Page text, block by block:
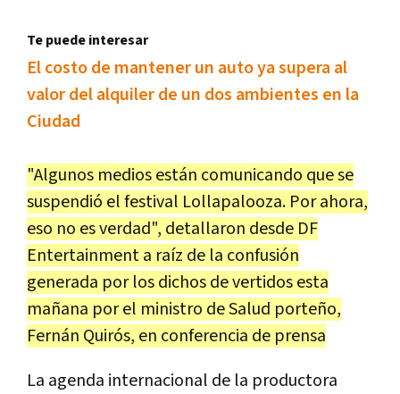
Te puede interesar
El costo de mantener un auto ya supera al
valor del alquiler de un dos ambientes en la
Ciudad
"Algunos medios están comunicando que se
suspendió el festival Lollapalooza. Por ahora,
eso no es verdad", detallaron desde DF
Entertainment a raíz de la confusión
generada por los dichos de vertidos esta
mañana por el ministro de Salud porteño,
Fernán Quirós, en conferencia de prensa
La agenda internacional de la productora